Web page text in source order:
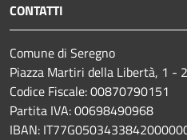
CONTATTI
Comune di Seregno
Piazza Martiri della Libertà, 1 -
Codice Fiscale: 00870790151
Partita IVA: 00698490968
IBAN: